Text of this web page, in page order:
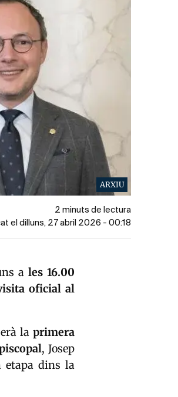
ARXIU
2 minuts de lectura
el dilluns, 27 abril 2026 - 00:18
a les 16.00
oficial al
la primera
, Josep
etapa dins la